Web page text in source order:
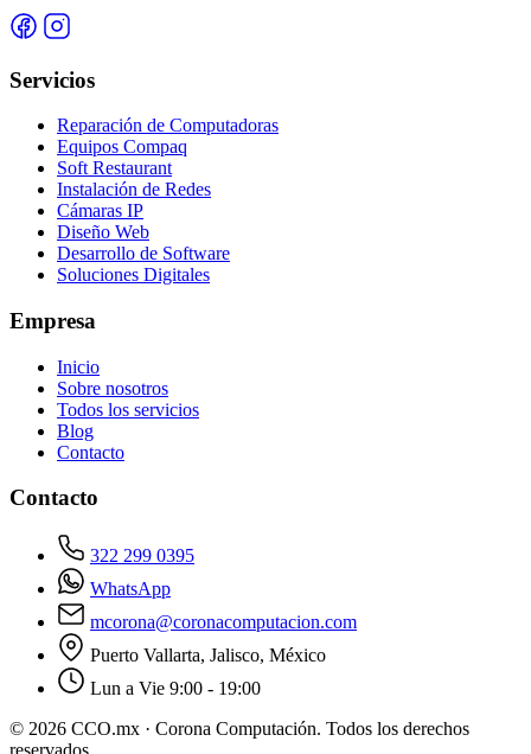
Servicios
Reparación de Computadoras
Equipos Compaq
Soft Restaurant
Instalación de Redes
Cámaras IP
Diseño Web
Desarrollo de Software
Soluciones Digitales
Empresa
Inicio
Sobre nosotros
Todos los servicios
Blog
Contacto
Contacto
322 299 0395
WhatsApp
mcorona@coronacomputacion.com
Puerto Vallarta, Jalisco, México
Lun a Vie 9:00 - 19:00
© 2026 CCO.mx · Corona Computación. Todos los derechos